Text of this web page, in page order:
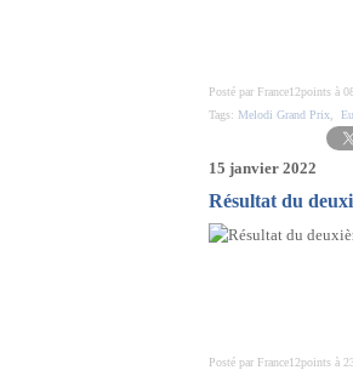
Posté par France12points à
Tags: Melodi Grand Prix
15 janvier 2022
Résultat du
Posté par France12points à